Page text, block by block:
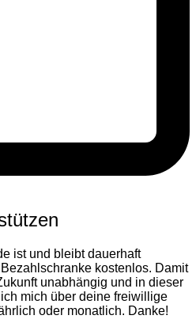
ist und bleibt dauerhaft
kostenlos. Damit
unabhängig und in dieser
mich über deine freiwillige
oder monatlich. Danke!